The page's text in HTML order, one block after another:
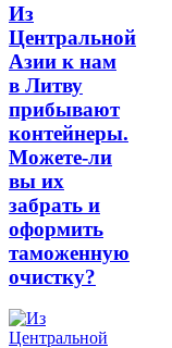
Из
Центральной
Азии к нам
в Литву
прибывают
контейнеры.
Можете-ли
вы их
забрать и
оформить
таможенную
очистку?